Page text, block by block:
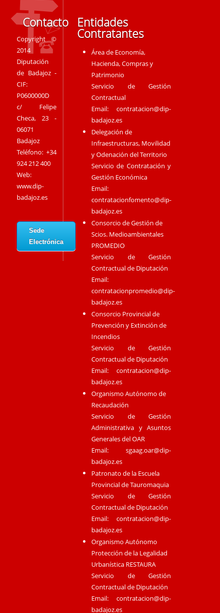
Contacto
Copyright ©
2014
Diputación
de Badajoz -
CIF:
P0600000D
c/ Felipe
Checa, 23 -
06071
Badajoz
Teléfono: +34
924 212 400
Web:
www.dip-
badajoz.es
Sede
Electrónica
Entidades
Contratantes
Área de Economía,
Hacienda, Compras y
Patrimonio
Servicio de Gestión
Contractual
Email:contratacion@dip-
badajoz.es
Delegación de
Infraestructuras, Movilidad
y Odenación del Territorio
Servicio de Contratación y
Gestión Económica
Email:
contratacionfomento@dip-
badajoz.es
Consorcio de Gestión de
Scios. Medioambientales
PROMEDIO
Servicio de Gestión
Contractual de Diputación
Email:
contratacionpromedio@dip-
badajoz.es
Consorcio Provincial de
Prevención y Extinción de
Incendios
Servicio de Gestión
Contractual de Diputación
Email:contratacion@dip-
badajoz.es
Organismo Autónomo de
Recaudación
Servicio de Gestión
Administrativa y Asuntos
Generales del OAR
Email:sgaag.oar@dip-
badajoz.es
Patronato de la Escuela
Provincial de Tauromaquia
Servicio de Gestión
Contractual de Diputación
Email:contratacion@dip-
badajoz.es
Organismo Autónomo
Protección de la Legalidad
Urbanística RESTAURA
Servicio de Gestión
Contractual de Diputación
Email:contratacion@dip-
badajoz.es